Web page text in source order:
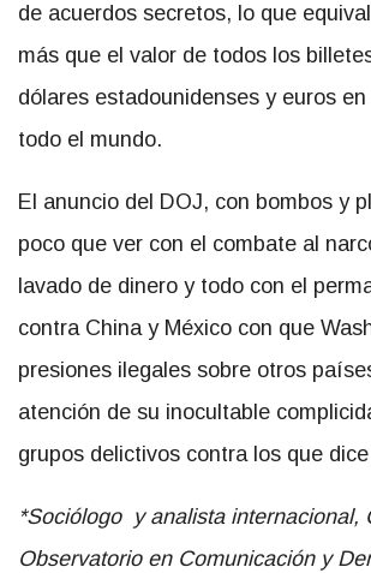
de acuerdos secretos, lo que
más que el valor de todos los
dólares estadounidenses y euros
todo el mundo.
El anuncio del DOJ, con bombos y
poco que ver con el combate al
lavado de dinero y todo con el
contra China y México con que
presiones ilegales sobre otros
atención de su inocultable
grupos delictivos contra los que
*Sociólogo y analista internacional,
Observatorio en Comunicación y